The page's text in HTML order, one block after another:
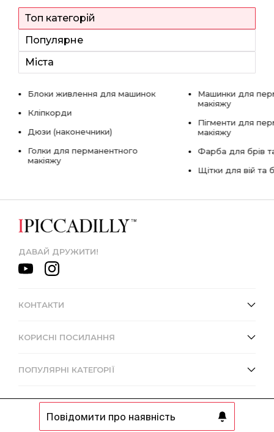
Повідомити про наявність
Топ категорій
Популярне
Міста
Блоки живлення для машинок
Кліпкорди
Дюзи (наконечники)
Голки для перманентного
макіяжу
Машинки для
макіяжу
Пігменти для
макіяжу
Фарба для брів
Щітки для вій та
ДАВАЙ ДРУЖИТИ!
КОНТАКТИ
КОРИСНІ ПОСИЛАННЯ
ПОПУЛЯРНІ КАТЕГОРІЇ
© 2013 - 2026 Інтернет-магазин IPICCADILLY